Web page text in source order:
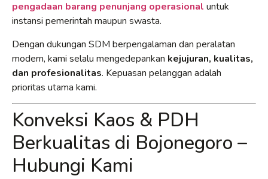
pengadaan barang penunjang operasional untuk
instansi pemerintah maupun swasta.
Dengan dukungan SDM berpengalaman dan peralatan
modern, kami selalu mengedepankan kejujuran, kualitas,
dan profesionalitas. Kepuasan pelanggan adalah
prioritas utama kami.
Konveksi Kaos & PDH
Berkualitas di Bojonegoro –
Hubungi Kami